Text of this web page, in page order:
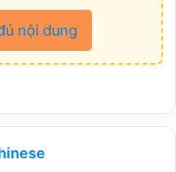
nội dung